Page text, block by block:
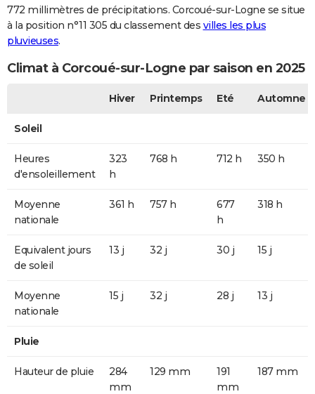
772 millimètres de précipitations. Corcoué-sur-Logne se situe
à la position n°11 305 du classement des villes les plus
pluvieuses.
Climat à Corcoué-sur-Logne par saison en 2025
Hiver Printemps Eté Automne
Soleil
Heures
d'ensoleillement
323
h
768 h 712 h 350 h
Moyenne
nationale
361 h 757 h
677
h
318 h
Equivalent jours
de soleil
13 j 32 j 30 j 15 j
Moyenne
nationale
15 j 32 j 28 j 13 j
Pluie
Hauteur de pluie
284
mm
129 mm
191
mm
187 mm